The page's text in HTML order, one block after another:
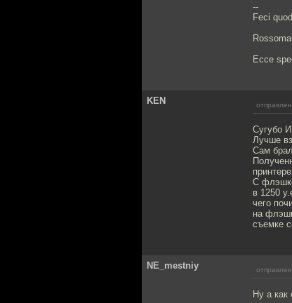
--
Feci
Ecce
KEN
Сугубо
Лучше
Сам
С
в 1250
чего
на
съемке
NE_mestniy
Ну а как